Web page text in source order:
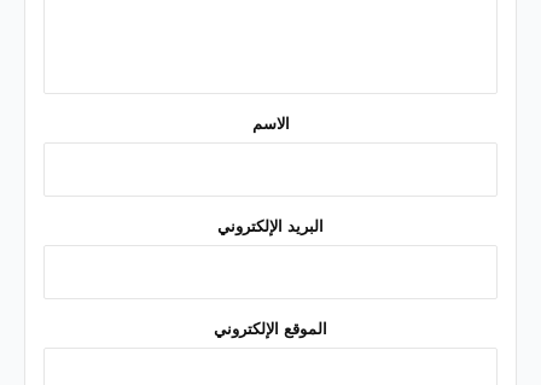
الاسم
البريد الإلكتروني
الموقع الإلكتروني